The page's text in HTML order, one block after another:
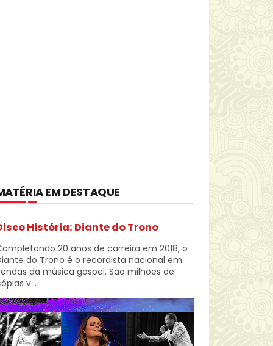
EM DESTAQUE
História: Diante do Trono
20 anos de carreira em 2018, o
do Trono é o recordista nacional em
da música gospel. São milhões de
v...